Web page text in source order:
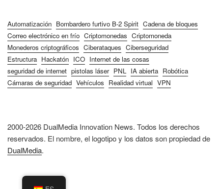
Automatización Bombardero furtivo B-2 Spirit Cadena de bloques
Correo electrónico en frío Criptomonedas Criptomoneda
Monederos criptográficos Ciberataques Ciberseguridad
Estructura Hackatón ICO Internet de las cosas
seguridad de internet pistolas láser PNL IA abierta Robótica
Cámaras de seguridad Vehículos Realidad virtual VPN
2000-2026 DualMedia Innovation News. Todos los derechos
reservados. El nombre, el logotipo y los datos son propiedad de
DualMedia.